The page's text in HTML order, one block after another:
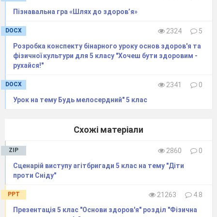
необхідно займатись фізичними вправами?
Поясніть свою відповідь.
Для команди № 3.
середовище на здоров’я кожного члена
родини?
Займатись кожною справою
Дотримуватись розпорядку дня.
Поки не
столу
справи.
виконуючи
Пізнавальна гра «Шлях до здоров’я»
DOCX 2324
5
Розробка конспекту бінарного уроку основ здоров'я та
фізичної культури для 5 класу "Хочеш бути здоровим -
рухайся!"
DOCX 2341
0
Урок на тему Будь мелосердний" 5 клас
Схожі матеріали
ZIP 2860
0
Сценарій виступу агітбригади 5 клас на тему "Діти
проти Сніду"
PPT 21263
4.8
Презентація 5 клас "Основи здоров'я" розділ "Фізична